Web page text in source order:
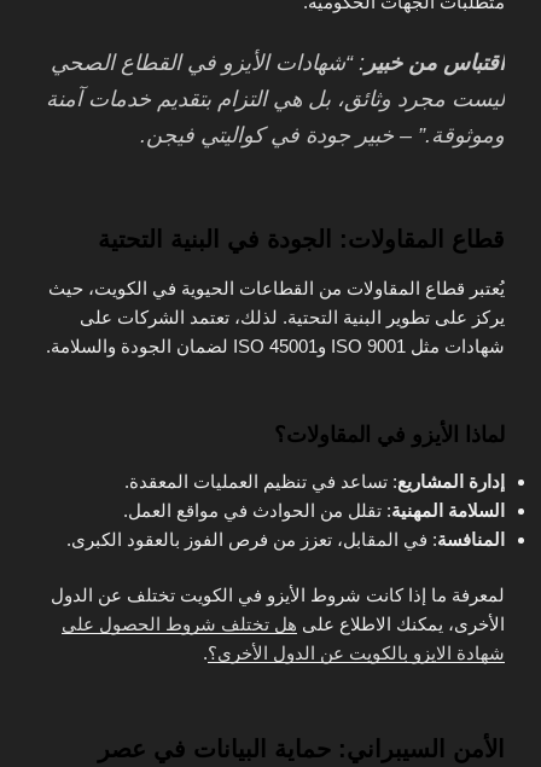
اقتباس من خبير : “شهادات الأيزو في القطاع الصحي
ليست مجرد وثائق، بل هي التزام بتقديم خدمات آمنة
وموثوقة.” – خبير جودة في كواليتي فيجن.
قطاع المقاولات: الجودة في البنية التحتية
يُعتبر قطاع المقاولات من القطاعات الحيوية في الكويت، حيث
يركز على تطوير البنية التحتية. لذلك، تعتمد الشركات على
شهادات مثل ISO 9001 وISO 45001 لضمان الجودة والسلامة.
لماذا الأيزو في المقاولات؟
إدارة المشاريع: تساعد في تنظيم العمليات المعقدة.
السلامة المهنية: تقلل من الحوادث في مواقع العمل.
المنافسة: في المقابل، تعزز من فرص الفوز بالعقود الكبرى.
لمعرفة ما إذا كانت شروط الأيزو في الكويت تختلف عن الدول
الأخرى، يمكنك الاطلاع على هل تختلف شروط الحصول على
شهادة الايزو بالكويت عن الدول الأخرى؟.
الأمن السيبراني: حماية البيانات في عصر